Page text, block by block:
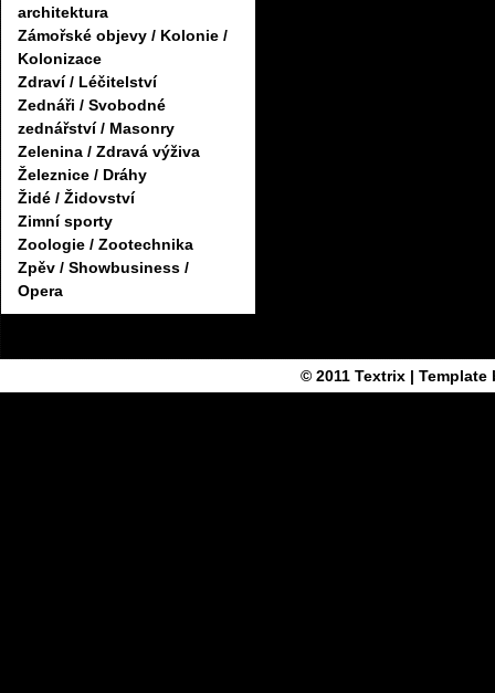
architektura
Zámořské objevy / Kolonie /
Kolonizace
Zdraví / Léčitelství
Zednáři / Svobodné
zednářství / Masonry
Zelenina / Zdravá výživa
Železnice / Dráhy
Židé / Židovství
Zimní sporty
Zoologie / Zootechnika
Zpěv / Showbusiness /
Opera
© 2011 Textrix| Template